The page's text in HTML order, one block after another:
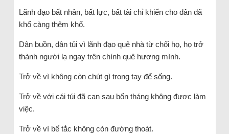
Lãnh đạo bất nhân, bất lực, bất tài chỉ khiến cho dân đã
khổ càng thêm khổ.
Dân buồn, dân tủi vì lãnh đạo quê nhà từ chối họ, họ trở
thành người lạ ngay trên chính quê hương mình.
Trở về vì không còn chút gì trong tay để sống.
Trở về với cái túi đã cạn sau bốn tháng không được làm
việc.
Trở về vì bế tắc không còn đường thoát.